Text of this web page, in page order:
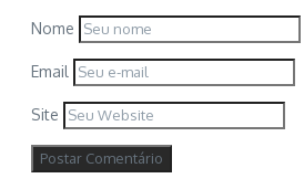
Nome
Email
Site